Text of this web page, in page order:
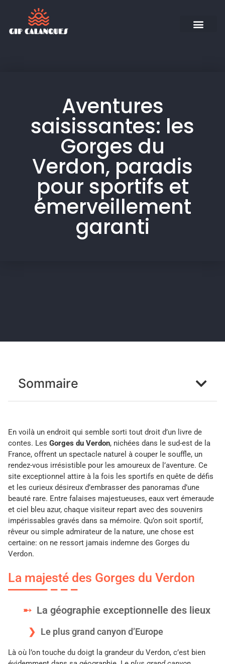
Aventures
saisissantes: les
Gorges du
Verdon, paradis
pour sportifs et
émerveillement
garanti
Sommaire
En voilà un endroit qui semble sorti tout droit d’un livre de
contes. Les Gorges du Verdon, nichées dans le sud-est de la
France, offrent un spectacle naturel à couper le souffle, un
rendez-vous irrésistible pour les amoureux de l’aventure. Ce
site exceptionnel attire à la fois les sportifs en quête de défis
et les curieux désireux d’embrasser des panoramas d’une
beauté rare. Entre falaises majestueuses, eaux vert émeraude
et ciel bleu azur, chaque visiteur repart avec des souvenirs
impérissables gravés dans sa mémoire. Qu’on soit sportif,
rêveur ou simple admirateur de la nature, une chose est
certaine: on ne ressort jamais indemne des Gorges du
Verdon.
La majesté des Gorges du Verdon
La géographie exceptionnelle des lieux
Le plus grand canyon d’Europe
Là où l’on touche du doigt la grandeur du Verdon, c’est bien